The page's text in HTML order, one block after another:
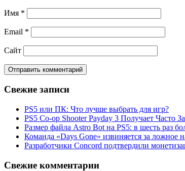
Имя *
Email *
Сайт
Свежие записи
PS5 или ПК: Что лучше выбрать для игр?
PS5 Co-op Shooter Payday 3 Получает
Размер файла Astro Bot на PS5: в шесть раз
Команда «Days Gone» извиняется за ложное
Разработчики Concord подтвердили
Свежие комментарии